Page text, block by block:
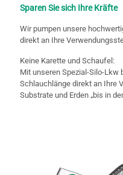
Sparen Sie sich Ihre Kräfte
Wir pumpen unsere
direkt an Ihre
Keine Karette und Schaufel:
Mit unseren Spezial-Silo-Lkw
Schlauchlänge direkt an Ihre
Substrate und Erden „bis in